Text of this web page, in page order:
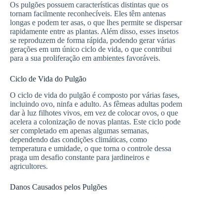
Os pulgões possuem características distintas que os
tornam facilmente reconhecíveis. Eles têm antenas
longas e podem ter asas, o que lhes permite se dispersar
rapidamente entre as plantas. Além disso, esses insetos
se reproduzem de forma rápida, podendo gerar várias
gerações em um único ciclo de vida, o que contribui
para a sua proliferação em ambientes favoráveis.
Ciclo de Vida do Pulgão
O ciclo de vida do pulgão é composto por várias fases,
incluindo ovo, ninfa e adulto. As fêmeas adultas podem
dar à luz filhotes vivos, em vez de colocar ovos, o que
acelera a colonização de novas plantas. Este ciclo pode
ser completado em apenas algumas semanas,
dependendo das condições climáticas, como
temperatura e umidade, o que torna o controle dessa
praga um desafio constante para jardineiros e
agricultores.
Danos Causados pelos Pulgões